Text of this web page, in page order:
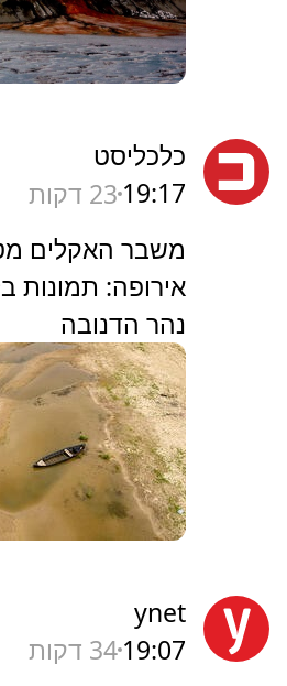
כלכליסט
19:17 23 דקות
משבר האקלים
אירופה: תמונות
נהר הדנובה
ynet
19:0734 דקות